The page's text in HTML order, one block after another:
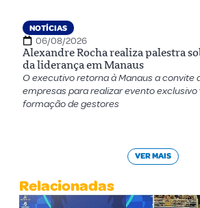
NOTÍCIAS
06/08/2026
Alexandre Rocha realiza palestra
da liderança em Manaus
O executivo retorna à Manaus a convite
empresas para realizar evento
formação de gestores
VER MAIS
Relacionadas